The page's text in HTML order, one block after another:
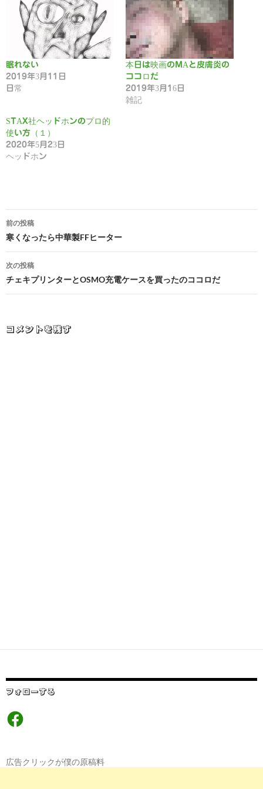
眠れない
2019年3月11日
日常
本日は映画のMAと皮膚炎の
ココロだ
2019年3月16日
雑記
STAX社ヘッドホンのプロ的
使い方（１）
2020年5月23日
ヘッドホン
投
稿
ナ
ビ
前の投稿
寒くなったら中華製FFヒーター
次の投稿
チェキプリンターとOSMO充電ケースを買ったのココロだ
コメントを残す
フォローする
Facebook
広告クリックが僕の原稿料